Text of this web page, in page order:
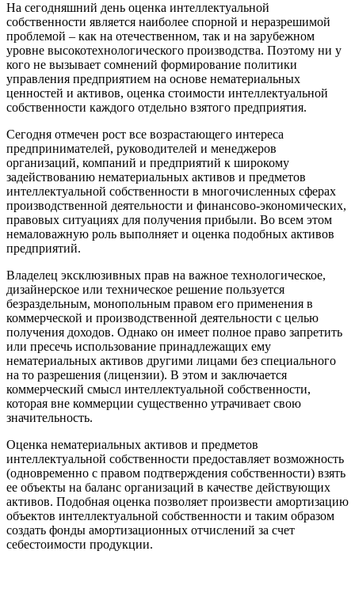
На сегодняшний день оценка интеллектуальной
собственности является наиболее спорной и неразрешимой
проблемой – как на отечественном, так и на зарубежном
уровне высокотехнологического производства. Поэтому ни у
кого не вызывает сомнений формирование политики
управления предприятием на основе нематериальных
ценностей и активов, оценка стоимости интеллектуальной
собственности каждого отдельно взятого предприятия.
Сегодня отмечен рост все возрастающего интереса
предпринимателей, руководителей и менеджеров
организаций, компаний и предприятий к широкому
задействованию нематериальных активов и предметов
интеллектуальной собственности в многочисленных сферах
производственной деятельности и финансово-экономических,
правовых ситуациях для получения прибыли. Во всем этом
немаловажную роль выполняет и оценка подобных активов
предприятий.
Владелец эксклюзивных прав на важное технологическое,
дизайнерское или техническое решение пользуется
безраздельным, монопольным правом его применения в
коммерческой и производственной деятельности с целью
получения доходов. Однако он имеет полное право запретить
или пресечь использование принадлежащих ему
нематериальных активов другими лицами без специального
на то разрешения (лицензии). В этом и заключается
коммерческий смысл интеллектуальной собственности,
которая вне коммерции существенно утрачивает свою
значительность.
Оценка нематериальных активов и предметов
интеллектуальной собственности предоставляет возможность
(одновременно с правом подтверждения собственности) взять
ее объекты на баланс организаций в качестве действующих
активов. Подобная оценка позволяет произвести амортизацию
объектов интеллектуальной собственности и таким образом
создать фонды амортизационных отчислений за счет
себестоимости продукции.